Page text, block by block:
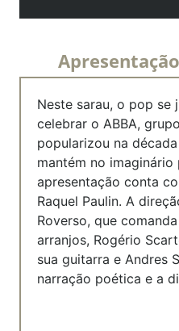
Apresentação
Neste sarau, o pop se
celebrar o ABBA,
popularizou na
mantém no imaginário
apresentação conta
Raquel Paulin. A
Roverso, que
arranjos, Rogério
sua guitarra e Andres
narração poética e a